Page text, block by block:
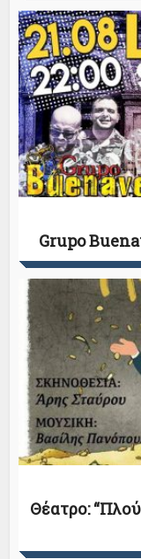
Grupo
Θέατρο: